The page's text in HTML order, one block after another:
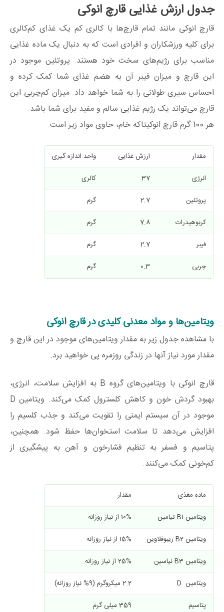
جدول ارزش غذایی قارچ انوکی
قارچ انوکی مانند تمام قارچ‌ها با کالری کم یک غذای کم‌کالری
برای کلیه ورزشکاران و افرادی است که به دنبال یک ماده غذایی
مناسب برای رژیم‌های سخت خود هستند. پروتئین موجود در
این قارچ و میزان فیبر آن به هضم غذای شما کمک کرده و
احساس سیری طولانی را به شما خواهد داد. میزان کم‌چربی این
قارچ می‌تواند یک رژیم غذایی سالم و مفید برای شما باشد.
هر 100 گرم قارچ انوکیتاکه خام، حاوی مواد زیر است.
مقدار ارزش غذایی
واحد اندازه گیری
انرژی
37
کالری
پروتئین
2.7
گرم
کربوهیدرات
7.8
گرم
فیبر
2.7
گرم
چربی
0.3 گرم
ویتامین‌ها و مواد معدنی کلیدی در قارچ انوکی
با مشاهده جدول زیر به مقدار ویتامین‌های موجود در این قارچ و
مقدار مورد نیاز آنها در زندگی روزمره پی خواهید برد.
قارچ انوکی با ویتامین‌های گروه B به افزایش سلامت، انرژی،
بهبود گردش خون و کاهش کلسترول کمک می‌کند. ویتامین D
موجود در آن سیستم ایمنی را تقویت می‌کند و جذب کلسیم را
افزایش می‌دهد تا سلامت استخوان‌ها حفظ شود. همچنین،
پتاسیم و فسفر به تنظیم فشارخون و آهن به پیشگیری از
کم‌خونی کمک می‌کنند.
ماده مغذی مقدار
ویتامین B1 تیامین
10% از نیاز روزانه
ویتامین B2 ریبوفلاوین
15% از نیاز روزانه
ویتامین B3 نیاسین
25% از نیاز روزانه
ویتامین D
2.2 میکروگرم (9% نیاز روزانه)
پتاسیم
359 میلی گرم